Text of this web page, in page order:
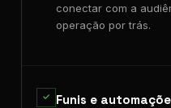
conectar com a
operação por trás.
✓ Funis e